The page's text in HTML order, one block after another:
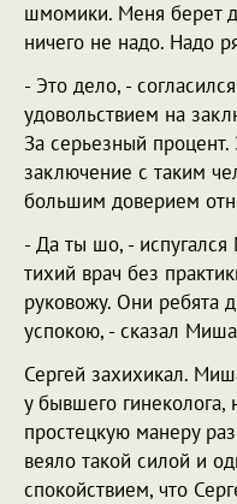
шмомики. Меня берет
ничего не надо. Надо
- Это дело, -
удовольствием на
За серьезный
заключение с таким
большим доверием
- Да ты шо, -
тихий врач без
руковожу. Они ребята
успокою, - сказал
Сергей захихикал.
у бывшего гинеколога,
простецкую манеру
веяло такой силой и
спокойствием, что